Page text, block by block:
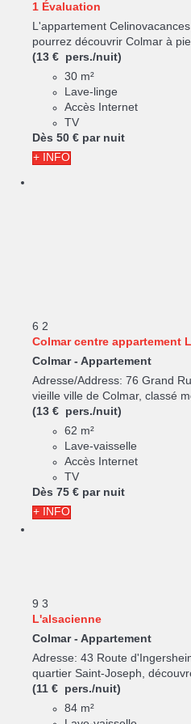
1 Évaluation
L'appartement
pourrez découvrir Colmar à
(13 € pers./nuit)
30 m²
Lave-linge
Accès Internet
TV
Dès 50 € par nuit
+ INFO
6 2
Colmar centre appartement
Colmar - Appartement
Adresse/Address: 76 Grand
vieille ville de Colmar, classé
(13 € pers./nuit)
62 m²
Lave-vaisselle
Accès Internet
TV
Dès 75 € par nuit
+ INFO
9 3
L'alsacienne
Colmar - Appartement
Adresse: 43 Route
quartier Saint-Joseph,
(11 € pers./nuit)
84 m²